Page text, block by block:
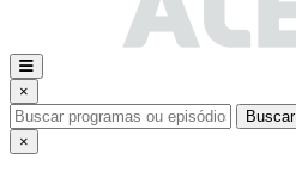
×
Buscar
×